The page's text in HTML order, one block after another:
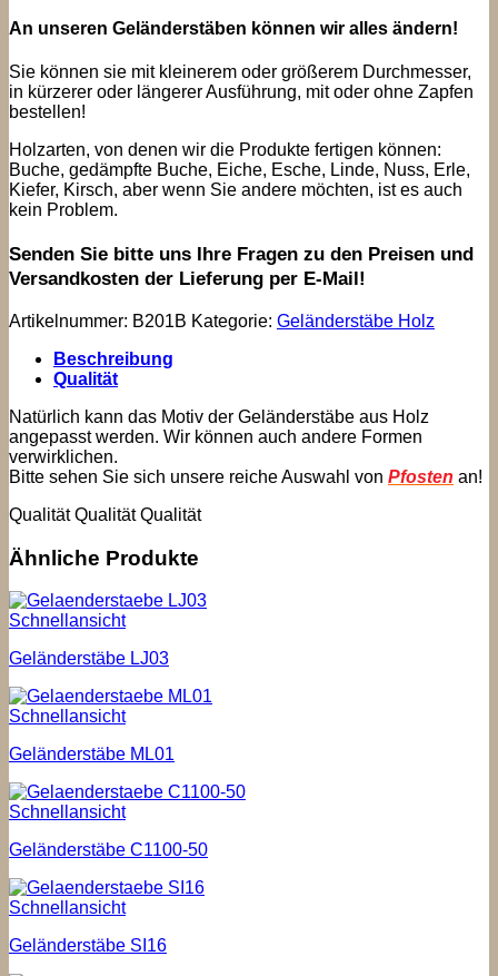
An unseren Geländerstäben können wir alles ändern!
Sie können sie mit kleinerem oder größerem Durchmesser,
in kürzerer oder längerer Ausführung, mit oder ohne Zapfen
bestellen!
Holzarten, von denen wir die Produkte fertigen können:
Buche, gedämpfte Buche, Eiche, Esche, Linde, Nuss, Erle,
Kiefer, Kirsch, aber wenn Sie andere möchten, ist es auch
kein Problem.
Senden Sie bitte uns Ihre Fragen zu den Preisen und
Versandkosten der Lieferung per E-Mail!
Artikelnummer: B201B Kategorie: Geländerstäbe Holz
Beschreibung
Qualität
Natürlich kann das Motiv der Geländerstäbe aus Holz
angepasst werden. Wir können auch andere Formen
verwirklichen.
Bitte sehen Sie sich unsere reiche Auswahl von Pfosten an!
Qualität Qualität Qualität
Ähnliche Produkte
Schnellansicht
Geländerstäbe LJ03
Schnellansicht
Geländerstäbe ML01
Schnellansicht
Geländerstäbe C1100-50
Schnellansicht
Geländerstäbe SI16